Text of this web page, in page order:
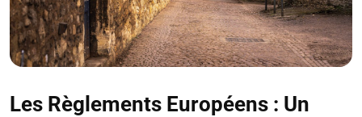
Les Règlements Européens : Un